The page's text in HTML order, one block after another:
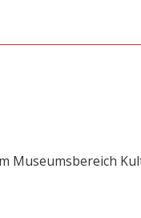
Museumsbereich